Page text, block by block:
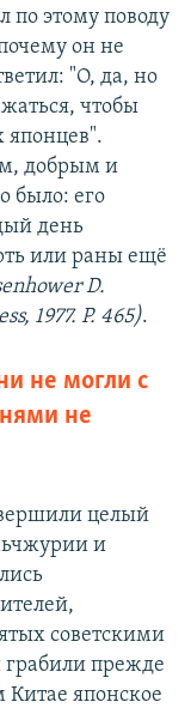
по этому поводу
он не
"О, да, но
чтобы
японцев".
добрым и
было: его
день
или раны ещё
D.
1977. P. 465).
не могли с
не
целый
и
советскими
прежде
Китае японское